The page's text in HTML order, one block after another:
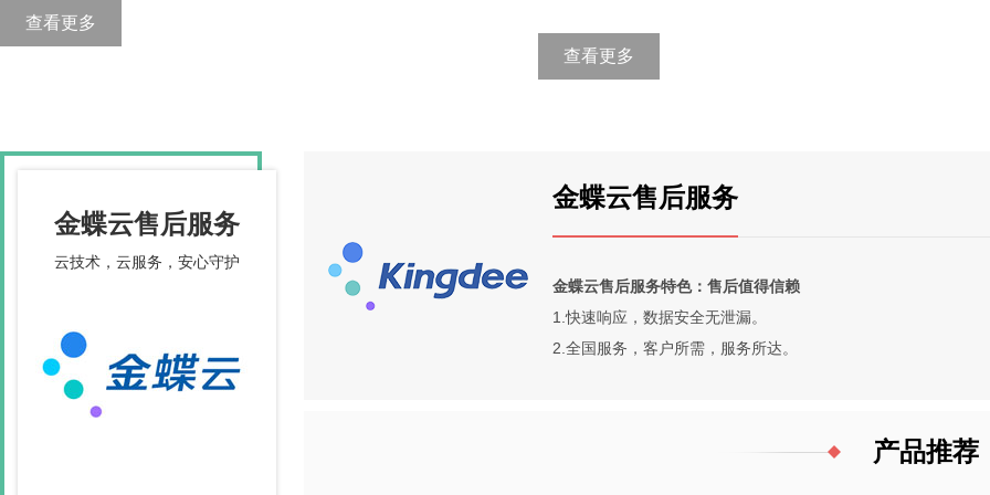
查看更多
查看更多
金蝶云售后服务
云技术，云服务，安心守护
金蝶云售后服务
金蝶云售后服务特色：售后值得信赖
1.快速响应，数据安全无泄漏。
2.全国服务，客户所需，服务所达。
产品推荐